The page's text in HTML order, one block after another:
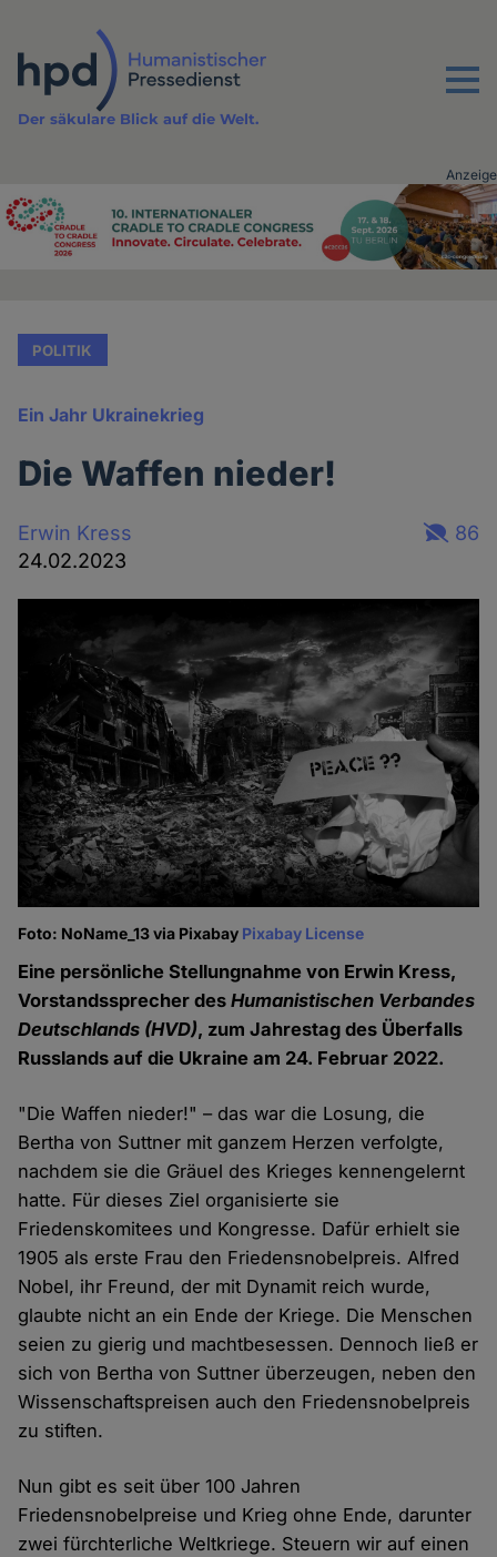
Inhalt
Menu
Der säkulare Blick auf die Welt.
Advertising
Anzeige
POLITIK
Ein Jahr Ukrainekrieg
Die Waffen nieder!
Erwin Kress
24.02.2023
86
Foto: NoName_13 via Pixabay Pixabay License
Eine persönliche Stellungnahme von Erwin Kress,
Vorstandssprecher desHumanistischen Verbandes
Deutschlands (HVD), zum Jahrestag des Überfalls
Russlands auf die Ukraine am 24. Februar 2022.
"Die Waffen nieder!" – das war die Losung, die
Bertha von Suttner mit ganzem Herzen verfolgte,
nachdem sie die Gräuel des Krieges kennengelernt
hatte. Für dieses Ziel organisierte sie
Friedenskomitees und Kongresse. Dafür erhielt sie
1905 als erste Frau den Friedensnobelpreis. Alfred
Nobel, ihr Freund, der mit Dynamit reich wurde,
glaubte nicht an ein Ende der Kriege. Die Menschen
seien zu gierig und machtbesessen. Dennoch ließ er
sich von Bertha von Suttner überzeugen, neben den
Wissenschaftspreisen auch den Friedensnobelpreis
zu stiften.
Nun gibt es seit über 100 Jahren
Friedensnobelpreise und Krieg ohne Ende, darunter
zwei fürchterliche Weltkriege. Steuern wir auf einen